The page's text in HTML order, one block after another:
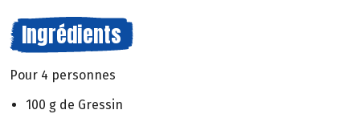
Ingrédients
Pour 4 personnes
100 g de Gressin